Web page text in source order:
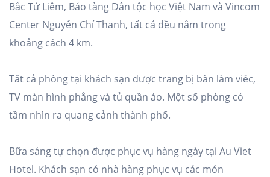
Bắc Tử Liêm, Bảo tàng Dân tộc học Việt Nam và Vincom
Center Nguyễn Chí Thanh, tất cả đều nằm trong
khoảng cách 4 km.
Tất cả phòng tại khách sạn được trang bị bàn làm viêc,
TV màn hình phẳng và tủ quần áo. Một số phòng có
tầm nhìn ra quang cảnh thành phố.
Bữa sáng tự chọn được phục vụ hàng ngày tại Au Viet
Hotel. Khách sạn có nhà hàng phục vụ các món